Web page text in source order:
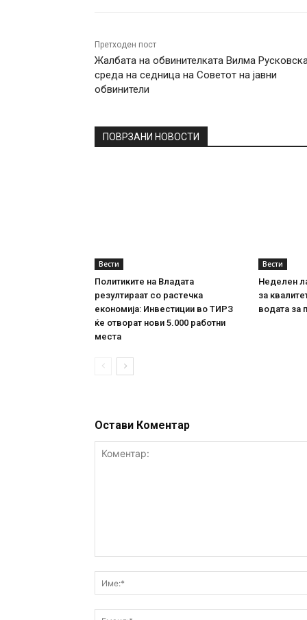
Претходен пост
Жалбата на обвинителката Вилма
среда на седница на Советот на јавни
обвинители
ПОВРЗАНИ НОВОСТИ
Вести
Политиките на Владата
резултираат со растечка
економија: Инвестиции во ТИРЗ
ќе отворат нови 5.000 работни
места
Вести
Неделен
за
водата за
Остави Коментар